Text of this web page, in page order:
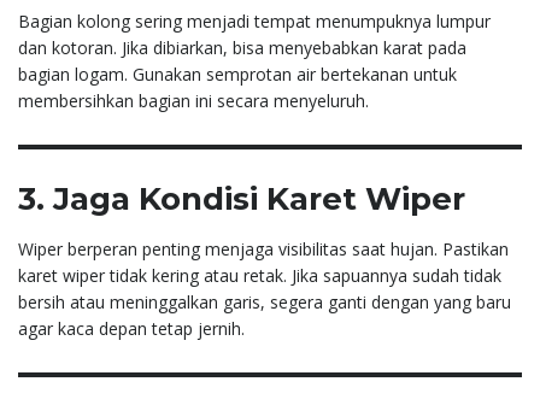
Bagian kolong sering menjadi tempat menumpuknya lumpur
dan kotoran. Jika dibiarkan, bisa menyebabkan karat pada
bagian logam. Gunakan semprotan air bertekanan untuk
membersihkan bagian ini secara menyeluruh.
3. Jaga Kondisi Karet Wiper
Wiper berperan penting menjaga visibilitas saat hujan. Pastikan
karet wiper tidak kering atau retak. Jika sapuannya sudah tidak
bersih atau meninggalkan garis, segera ganti dengan yang baru
agar kaca depan tetap jernih.